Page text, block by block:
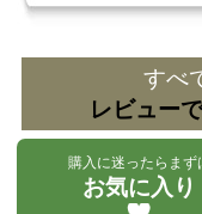
すべ
レビュー
購入に迷ったらまず
お気に入り